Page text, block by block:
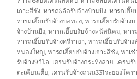
เกาะสีชัง,หารถ6ล้อรับจ้างบ้านบึง,หารถเฮี๊ย
หารถเฮี๊ยบรับจ้างบ่อทอง,หารถเฮี๊ยบรับจ้างบ
จ้างบ้านบึง,หารถเฮี๊ยบรับจ้างพนัสนิคม,หาร
หารถเฮี๊ยบรับจ้างศรีราชา,หารถเฮี๊ยบรับจ้าง
หนองใหญ่,หารถเฮี๊ยบรับจ้างเกาะสีชัง,หาเช่
รับจ้าง9กิโล, เครนรับจ้างกระทิงลาย, เครนรั
ตะเคียนเตี้ย, เครนรับจ้างถนน331ระยองโคร